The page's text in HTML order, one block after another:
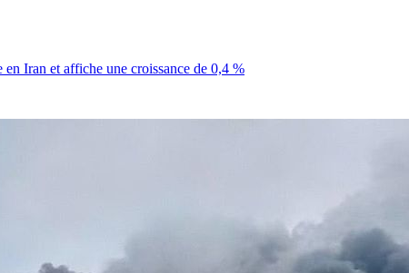
Iran et affiche une croissance de 0,4 %